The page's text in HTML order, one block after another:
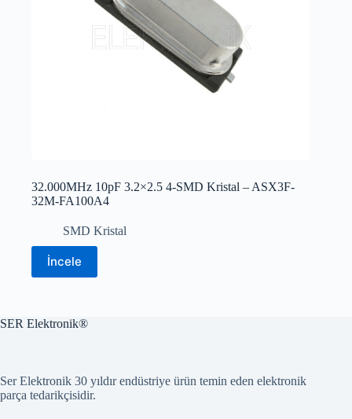
32.000MHz 10pF 3.2×2.5 4-SMD Kristal – ASX3F-
32M-FA100A4
SMD Kristal
İncele
SER Elektronik®
Ser Elektronik 30 yıldır endüstriye ürün temin eden elektronik
parça tedarikçisidir.